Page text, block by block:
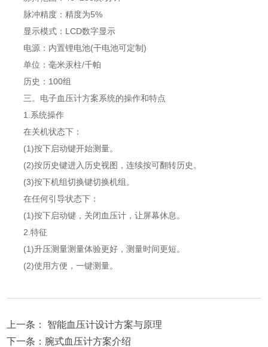
脉冲精度：精度为5%
显示模式：LCD数字显示
电源：内置锂电池(干电池可定制)
单位：毫米汞柱/千帕
历史：100组
三。电子血压计方案系统的操作和特点
1.系统操作
在关机状态下：
(1)按下启动键开始测量。
(2)按历史键进入历史视图，连续按可翻转历史。
(3)按下机组切换键切换机组。
在任何引导状态下：
(1)按下启动键，关闭血压计，让屏幕休息。
2.特征
(1)升压测量测量体验更好，测量时间更短。
(2)使用方便，一键测量。
智能血压计设计方案与原理
腕式血压计方案介绍